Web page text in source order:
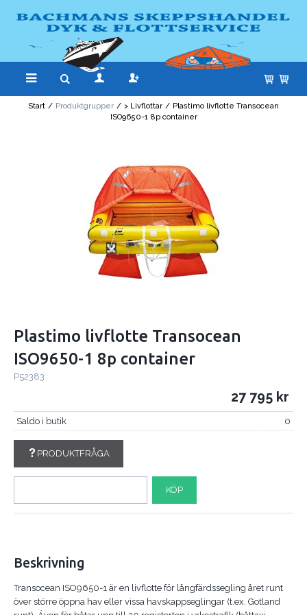
Start / Produktgrupper / > Livflottar / Plastimo livflotte Transocean
ISO9650-1 8p container
Plastimo livflotte Transocean
ISO9650-1 8p container
P52383
27 795
Saldo i butik 0
PRODUKTFRÅGA
KÖP
Beskrivning
Transocean ISO9650-1 är en livflotte för långfärdssegling året runt
över större öppna hav eller vissa havskappseglingar (t.ex. Gotland